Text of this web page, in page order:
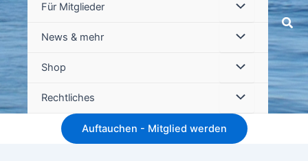
Für Mitglieder
News & mehr
Shop
Rechtliches
Auftauchen - Mitglied werden